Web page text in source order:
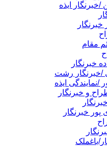
خبرنگار ایذه
مقام
خبرنگار
/خبرنگار رشت
نمایندگی ایذه
و خبرنگار
خبرنگار
باغملک